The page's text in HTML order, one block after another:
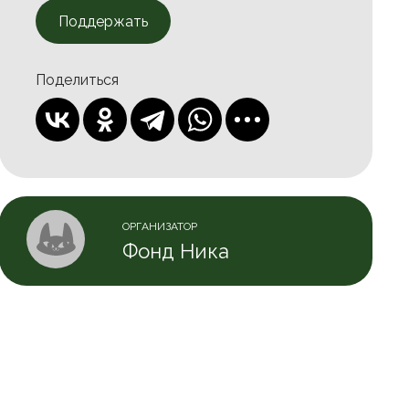
Поддержать
Поделиться
ОРГАНИЗАТОР
Фонд Ника